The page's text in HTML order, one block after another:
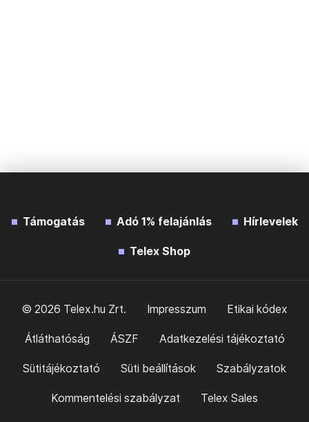
Támogatás Adó 1% felajánlás Hírlevelek
Telex Shop
© 2026 Telex.hu Zrt. Impresszum Etikai kódex
Átláthatóság ÁSZF Adatkezelési tájékoztató
Sütitájékoztató Süti beállítások Szabályzatok
Kommentelési szabályzat Telex Sales